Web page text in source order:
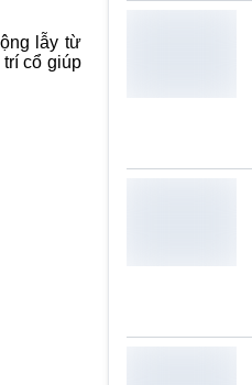
lẫy từ
trí cổ giúp